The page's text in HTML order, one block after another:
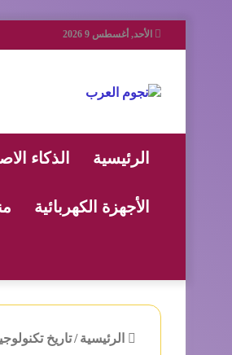
الأحد, أغسطس 9 2026
الرئيسية الذكاء
الأجهزة الكهربائية
الرئيسية /تاريخ